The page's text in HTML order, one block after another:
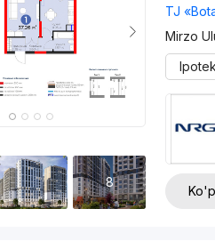
8
TJ
Mirzo